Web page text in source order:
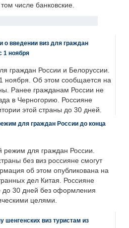
числе банковские.
о введении виз для граждан
1 ноября
граждан России и Белоруссии.
ноября. Об этом сообщается на
Ранее гражданам России не
в Черногорию. Россияне
этой страны до 30 дней.
для граждан России до конца
режим для граждан России.
без виз россияне смогут
об этом опубликована на
дел Китая. Россияне
до 30 дней без оформления
целями.
шенгенских виз туристам из